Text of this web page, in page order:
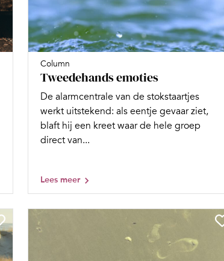
Column
Tweedehands emoties
De alarmcentrale van de stokstaartjes
werkt uitstekend: als eentje gevaar ziet,
blaft hij een kreet waar de hele groep
direct van...
Lees meer